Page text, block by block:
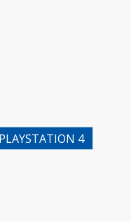
PLAYSTATION 4